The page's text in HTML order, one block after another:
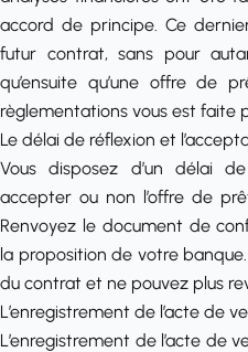
accord de principe. Ce
futur contrat, sans pour
qu’ensuite qu’une offre de
règlementations vous est faite
Le délai de réflexion et
Vous disposez d’un délai
accepter ou non l’offre de
Renvoyez le document de
la proposition de votre
du contrat et ne pouvez plus
L’enregistrement de l’acte de
L’enregistrement de l’acte de